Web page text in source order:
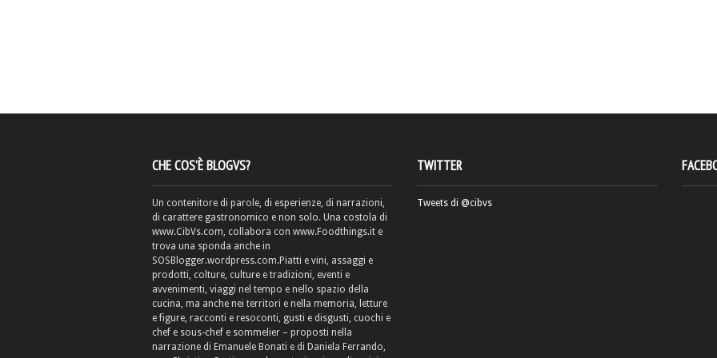
CHE COS’È BLOGVS?
Un contenitore di parole, di esperienze, di narrazioni,
di carattere gastronomico e non solo. Una costola di
www.CibVs.com, collabora con www.Foodthings.it e
trova una sponda anche in
SOSBlogger.wordpress.com.Piatti e vini, assaggi e
prodotti, colture, culture e tradizioni, eventi e
avvenimenti, viaggi nel tempo e nello spazio della
cucina, ma anche nei territori e nella memoria, letture
e figure, racconti e resoconti, gusti e disgusti, cuochi e
chef e sous-chef e sommelier – proposti nella
narrazione di Emanuele Bonati e di Daniela Ferrando,
TWITTER
Tweets di @cibvs